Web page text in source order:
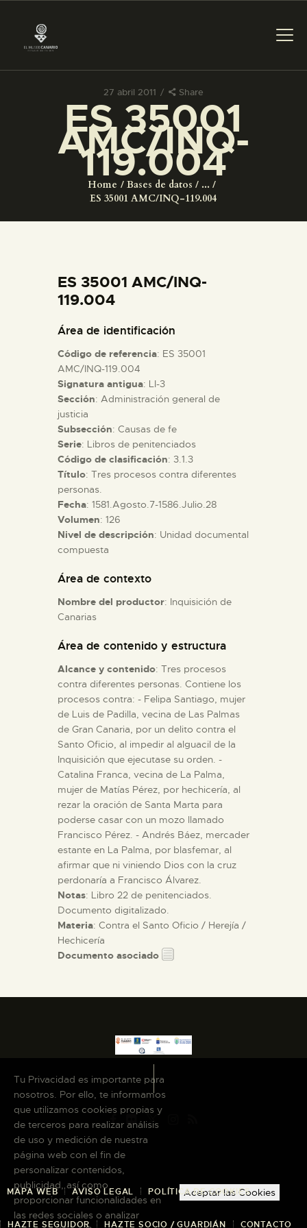
27 abril 2011 Share
ES 35001
AMC/INQ-
119.004
Home Bases de datos
...
ES 35001 AMC/INQ-119.004
PREPARAR LA VISITA
ACTIVIDADES
COLECCIONES
ESPAÑOL
PREPARAR LA VISITA
ACTIVIDADES
█
EL MUSEO
DIDÁCTICA
ESPAÑOL
ES 35001 AMC/INQ-
119.004
Área de identificación
Código de referencia: ES 35001
AMC/INQ-119.004
Signatura antigua: LI-3
Sección: Administración general de
justicia
Subsección: Causas de fe
Serie: Libros de penitenciados
Código de clasificación: 3.1.3
Título: Tres procesos contra diferentes
personas.
Fecha: 1581.Agosto.7-1586.Julio.28
Volumen: 126
Nivel de descripción: Unidad documental
compuesta
Área de contexto
Nombre del productor: Inquisición de
Canarias
Área de contenido y estructura
Alcance y contenido: Tres procesos
contra diferentes personas. Contiene los
procesos contra: - Felipa Santiago, mujer
de Luis de Padilla, vecina de Las Palmas
de Gran Canaria, por un delito contra el
Santo Oficio, al impedir al alguacil de la
Inquisición que ejecutase su orden. -
Catalina Franca, vecina de La Palma,
mujer de Matías Pérez, por hechicería, al
rezar la oración de Santa Marta para
poderse casar con un mozo llamado
Francisco Pérez. - Andrés Báez, mercader
estante en La Palma, por blasfemar, al
afirmar que ni viniendo Dios con la cruz
perdonaría a Francisco Álvarez.
Notas: Libro 22 de penitenciados.
Documento digitalizado.
Materia: Contra el Santo Oficio / Herejía /
Hechicería
Documento asociado
MAPA WEB AVISO LEGAL POLÍTICA DE COOKIES
HAZTE SEGUIDOR HAZTE SOCIO / GUARDIÁN CONTACTO
Tu Privacidad es importante para
nosotros. Por ello, te informamos
que utilizamos cookies propias y
de terceros para realizar análisis
de uso y medición de nuestra
página web con el fin de
personalizar contenidos,
publicidad, así como
proporcionar funcionalidades en
las redes sociales o analizar
Aceptar las Cookies